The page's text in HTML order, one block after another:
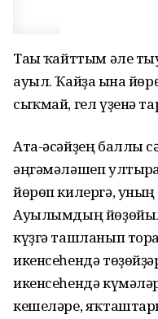
Тағы ҡайттым әле
ауыл. Ҡайҙа ғына
сыҡмай, гел үҙенә
Ата-әсәйҙең баллы
әңгәмәләшеп
йөрөп килергә,
Ауылымдың
күҙгә ташланып
икенсеһендә
икенсеһендә
кешеләре,